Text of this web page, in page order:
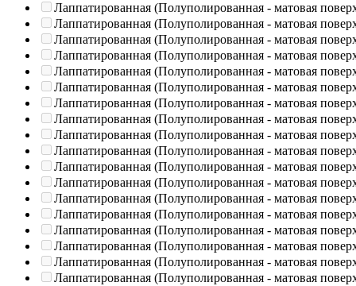
Лаппатированная (Полуполированная - матовая
Лаппатированная (Полуполированная - матовая
Лаппатированная (Полуполированная - матовая
Лаппатированная (Полуполированная - матовая
Лаппатированная (Полуполированная - матовая
Лаппатированная (Полуполированная - матовая
Лаппатированная (Полуполированная - матовая
Лаппатированная (Полуполированная - матовая
Лаппатированная (Полуполированная - матовая
Лаппатированная (Полуполированная - матовая
Лаппатированная (Полуполированная - матовая
Лаппатированная (Полуполированная - матовая
Лаппатированная (Полуполированная - матовая
Лаппатированная (Полуполированная - матовая
Лаппатированная (Полуполированная - матовая
Лаппатированная (Полуполированная - матовая
Лаппатированная (Полуполированная - матовая
Лаппатированная (Полуполированная - матовая